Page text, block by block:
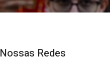
Nossas Redes